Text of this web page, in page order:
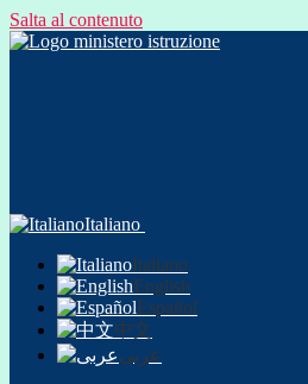
Salta al contenuto
Italiano
Italiano
English
Español
中文
عربى